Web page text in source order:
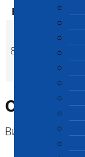
Код
8216
70 кг с
Виды